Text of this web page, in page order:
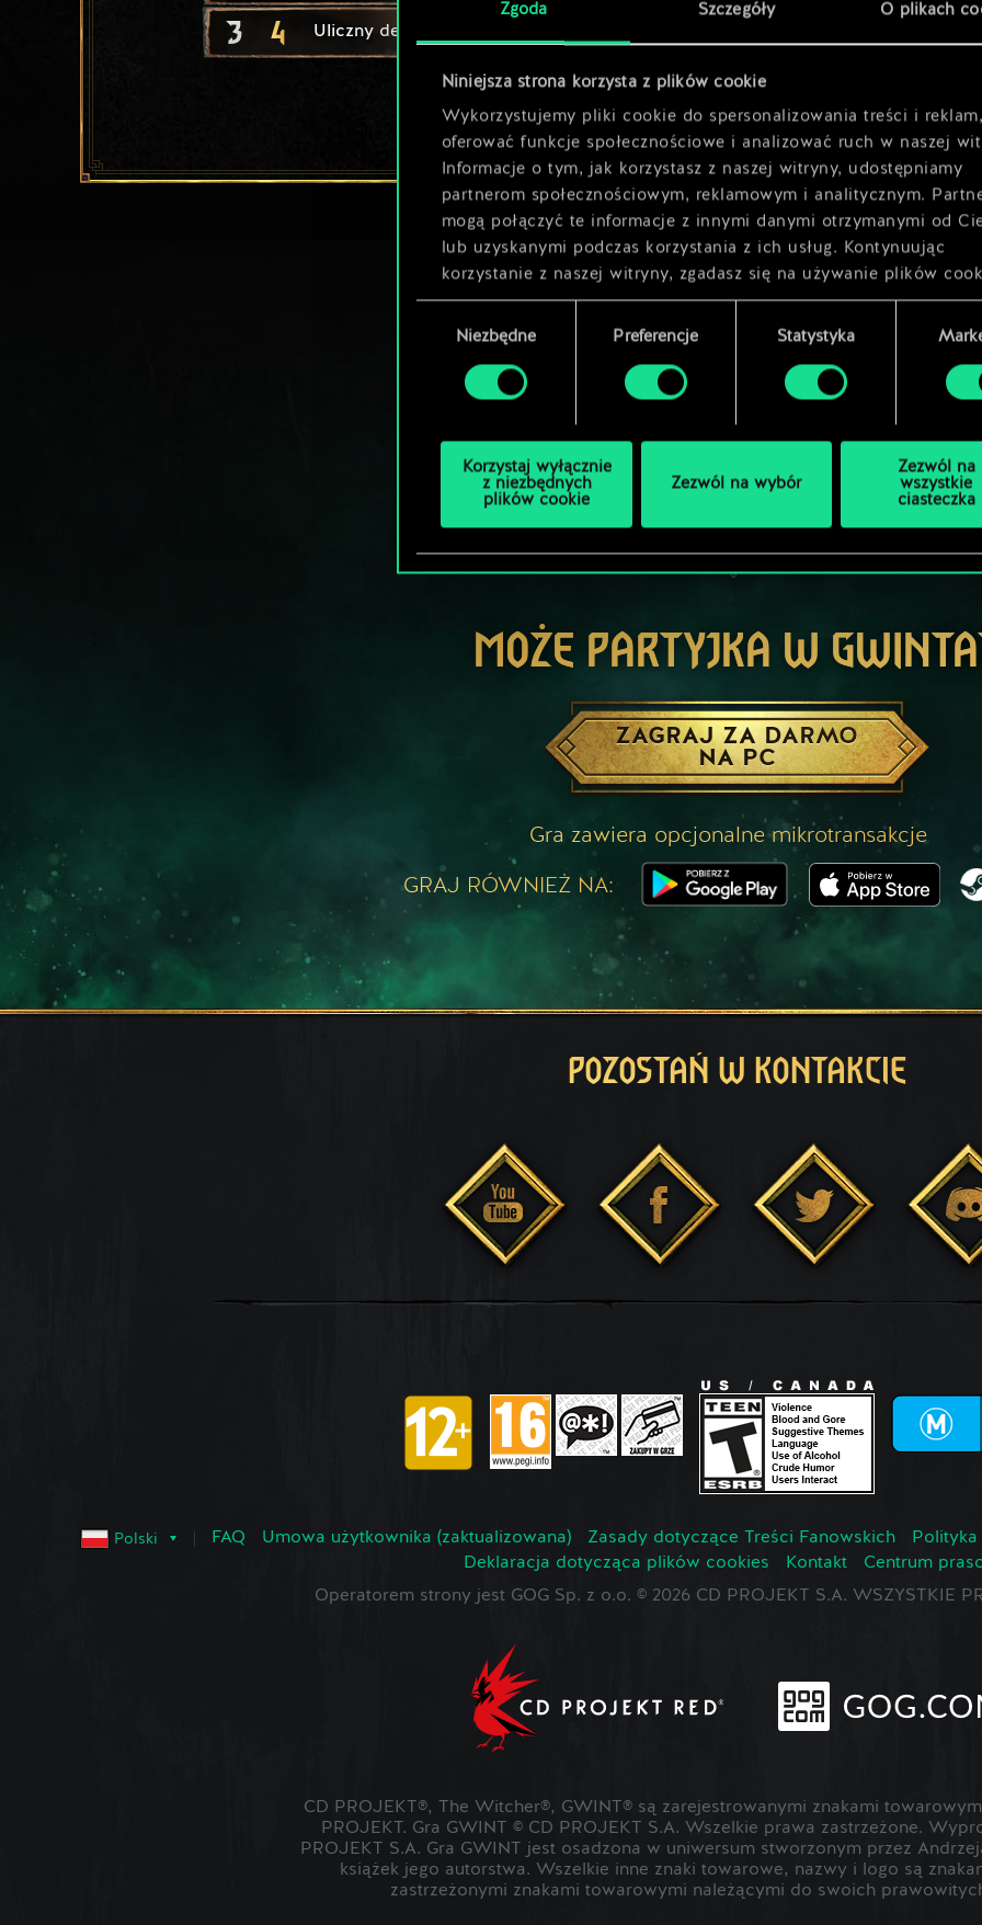
Zgoda Szczegóły O plikach
Niniejsza strona korzysta z plików cookie
Wykorzystujemy pliki cookie do spersonalizowania treści i
oferować funkcje społecznościowe i analizować ruch w naszej
Informacje o tym, jak korzystasz z naszej witryny, udostępniamy
partnerom społecznościowym, reklamowym i analitycznym.
mogą połączyć te informacje z innymi danymi otrzymanymi od
lub uzyskanymi podczas korzystania z ich usług. Kontynuując
korzystanie z naszej witryny, zgadasz się na używanie plików
zgodyNiezbędne Preferencje Statystyka
Korzystaj wyłącznie
z niezbędnych
plików cookie
Zezwól na wybór
Zezwól na
wszystkie
ciasteczka
3 4 Uliczny dealer
MOŻE PARTYJKA W
ZAGRAJ ZA DARMO
NA PC
Gra zawiera opcjonalne mikrotransakcje
GRAJ RÓWNIEŻ NA:
POZOSTAŃ W KONTAKCIE
Polski FAQ Umowa użytkownika (zaktualizowana) Zasady dotyczące Treści Fanowskich
Deklaracja dotycząca plików cookies
Kontakt
Centrum
Operatorem strony jest GOG Sp. z o.o. © 2026 CD PROJEKT S.A. WSZYSTKIE
CD PROJEKT®, The Witcher®, GWINT® są zarejestrowanymi znakami
PROJEKT. Gra GWINT © CD PROJEKT S.A. Wszelkie prawa zastrzeżone.
PROJEKT S.A. Gra GWINT jest osadzona w uniwersum stworzonym przez
książek jego autorstwa. Wszelkie inne znaki towarowe, nazwy i logo są
zastrzeżonymi znakami towarowymi należącymi do swoich